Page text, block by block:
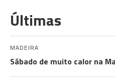
Últimas
MADEIRA
Sábado de muito calor na